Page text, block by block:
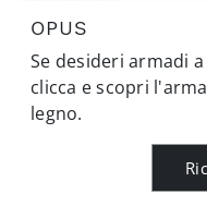
OPUS
Se desideri armadi
clicca e scopri
legno.